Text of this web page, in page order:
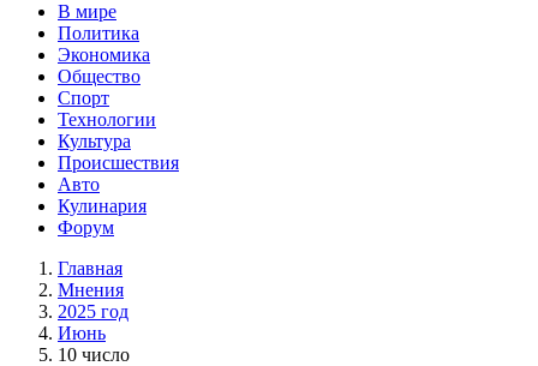
В мире
Политика
Экономика
Общество
Спорт
Технологии
Культура
Происшествия
Авто
Кулинария
Форум
Главная
Мнения
2025 год
Июнь
10 число